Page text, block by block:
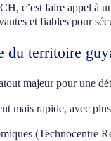
c’est faire appel à
et fiables pour
du territoire
majeur pour une
mais rapide, avec
(Technocentre